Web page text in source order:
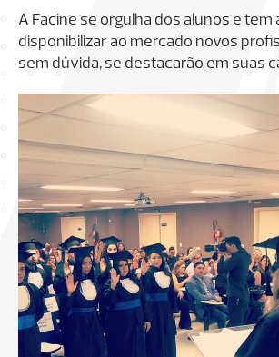
A Facine se orgulha dos alunos e tem
disponibilizar ao mercado novos
sem dúvida, se destacarão em suas